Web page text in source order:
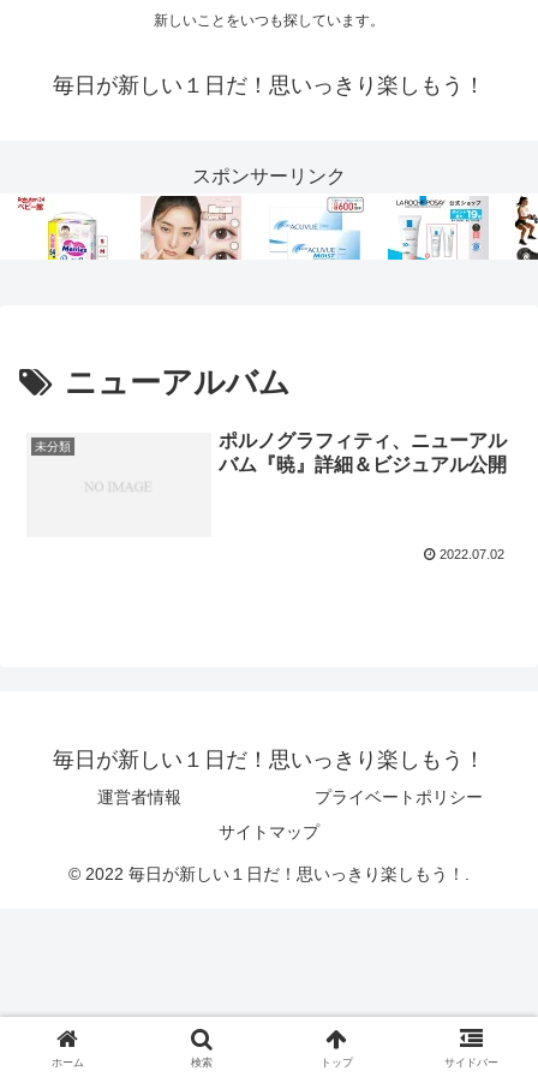
新しいことをいつも探しています。
毎日が新しい１日だ！思いっきり楽しもう！
スポンサーリンク
ニューアルバム
未分類
ポルノグラフィティ、ニューアル
バム『暁』詳細＆ビジュアル公開
2022.07.02
毎日が新しい１日だ！思いっきり楽しもう！
運営者情報
プライベートポリシー
サイトマップ
© 2022 毎日が新しい１日だ！思いっきり楽しもう！.
ホーム 検索 トップ サイドバー